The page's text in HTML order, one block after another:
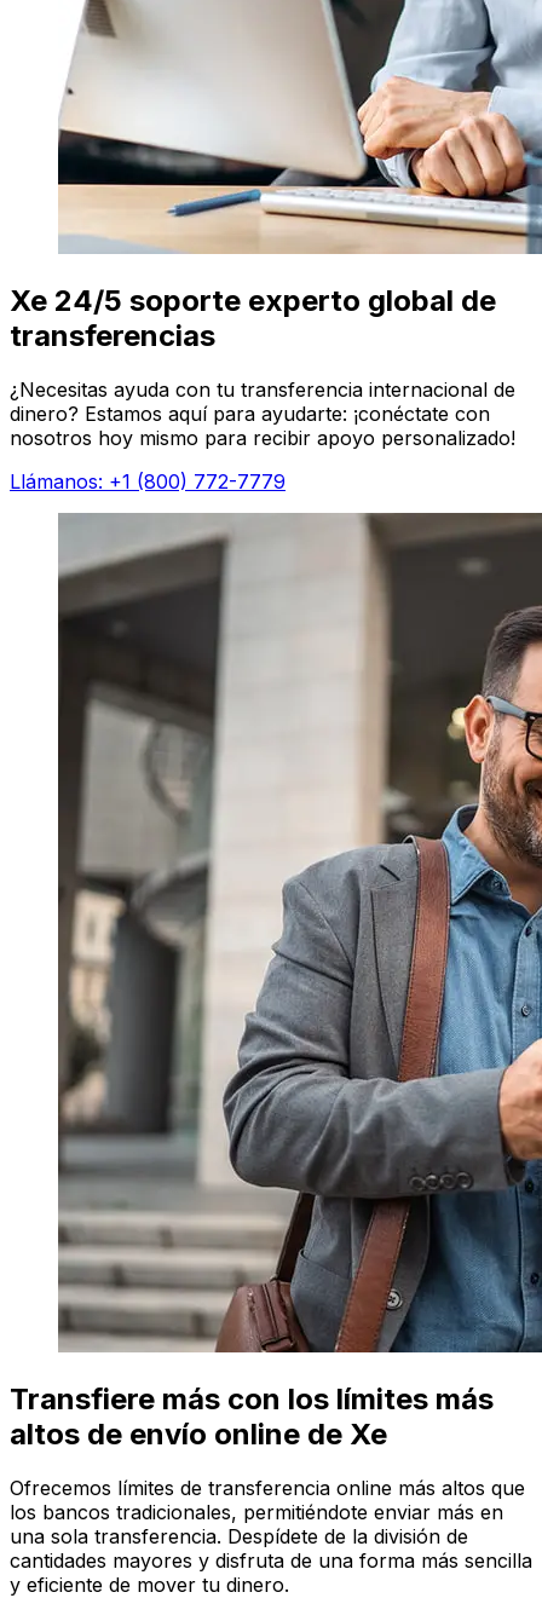
Xe 24/5 soporte experto global de
transferencias
¿Necesitas ayuda con tu transferencia internacional de
dinero? Estamos aquí para ayudarte: ¡conéctate con
nosotros hoy mismo para recibir apoyo personalizado!
Llámanos: +1 (800) 772-7779
Transfiere más con los límites más
altos de envío online de Xe
Ofrecemos límites de transferencia online más altos que
los bancos tradicionales, permitiéndote enviar más en
una sola transferencia. Despídete de la división de
cantidades mayores y disfruta de una forma más sencilla
y eficiente de mover tu dinero.